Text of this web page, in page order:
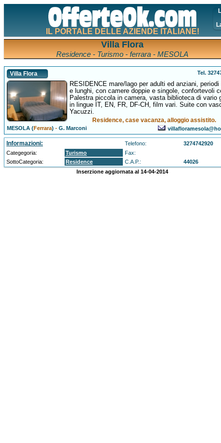
IL PORTALE DELLE AZIENDE ITALIANE!
Villa Flora
Residence - Turismo - ferrara - MESOLA
Villa Flora Tel.
RESIDENCE mare/lago per adulti ed anziani, periodi
e lunghi, con camere doppie e singole, confortevoli
Palestra piccola in camera, vasta biblioteca di vario
in lingue IT, EN, FR, DF-CH, film vari. Suite con
Yacuzzi.
Residence, case vacanza, alloggio assistito.
MESOLA (Ferrara) -G. Marconi
Informazioni: Telefono:
3274742920
Categegoria:
Turismo
Fax:
SottoCategoria:
Residence C.A.P.:
44026
Inserzione aggiornata al 14-04-2014